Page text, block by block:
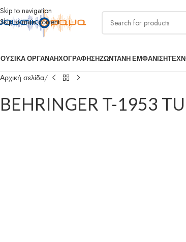
Skip to navigation
Skip to main content
ΟΡΓΑΝΑΗΧΟΓΡΑΦΗΣΗΖΩΝΤΑΝΗ ΕΜΦΑΝΙΣΗ
Αρχική σελίδα
BEHRINGER T-1953